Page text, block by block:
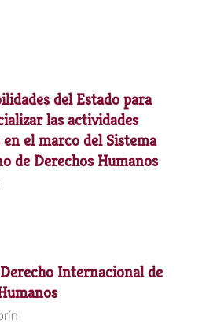
del Estado para
las actividades
el marco del Sistema
de Derechos Humanos
Internacional de